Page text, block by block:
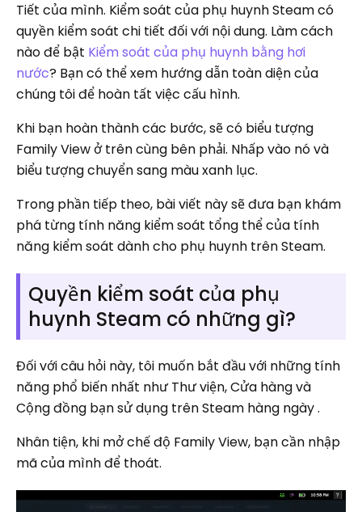
Tiết của mình. Kiểm soát của phụ huynh Steam có
quyền kiểm soát chi tiết đối với nội dung. Làm cách
nào để bật Kiểm soát của phụ huynh bằng hơi
nước? Bạn có thể xem hướng dẫn toàn diện của
chúng tôi để hoàn tất việc cấu hình.
Khi bạn hoàn thành các bước, sẽ có biểu tượng
Family View ở trên cùng bên phải. Nhấp vào nó và
biểu tượng chuyển sang màu xanh lục.
Trong phần tiếp theo, bài viết này sẽ đưa bạn khám
phá từng tính năng kiểm soát tổng thể của tính
năng kiểm soát dành cho phụ huynh trên Steam.
Quyền kiểm soát của phụ
huynh Steam có những gì?
Đối với câu hỏi này, tôi muốn bắt đầu với những tính
năng phổ biến nhất như Thư viện, Cửa hàng và
Cộng đồng bạn sử dụng trên Steam hàng ngày .
Nhân tiện, khi mở chế độ Family View, bạn cần nhập
mã của mình để thoát.